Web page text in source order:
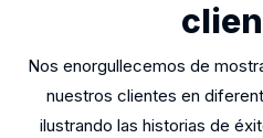
Nos enorgullecemos de
nuestros clientes en
ilustrando las historias de